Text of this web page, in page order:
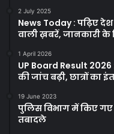
2 July 2025
News Today : पढ़िए
वाली ख़बरें, जानकारी
1 April 2026
UP Board Result 2026
की जांच बढ़ी, छात्रों का
19 June 2023
पुलिस विभाग में किए
तबादले